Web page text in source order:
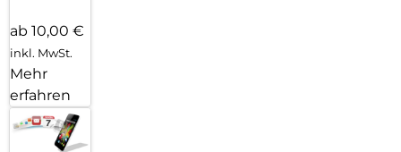
ab 10,00 €
inkl. MwSt.
Mehr
erfahren